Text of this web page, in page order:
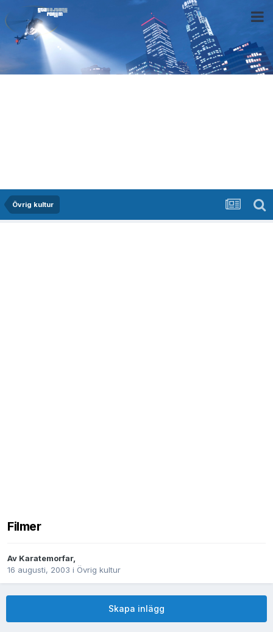
Övrig kultur
Filmer
Av Karatemorfar,
16 augusti, 2003 i Övrig kultur
Skapa inlägg